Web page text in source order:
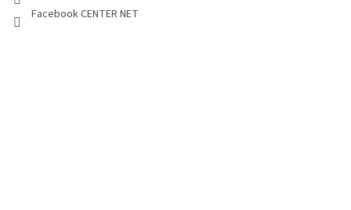
Facebook CENTER NET